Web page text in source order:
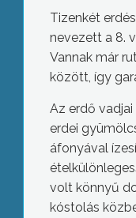
Tizenkét
nevezett a 8.
Vannak már
között, így
Az erdő
erdei
áfonyával
volt könnyű
kóstolás